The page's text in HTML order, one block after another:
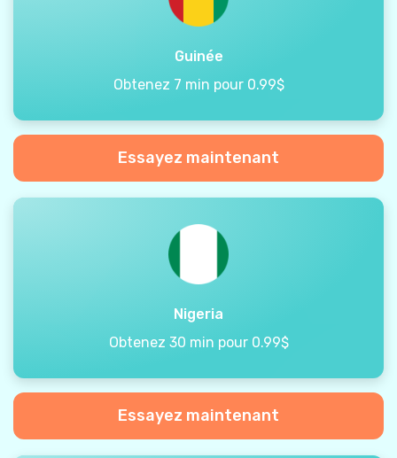
Guinée
Obtenez 7 min pour 0.99$
Essayez maintenant
Nigeria
Obtenez 30 min pour 0.99$
Essayez maintenant